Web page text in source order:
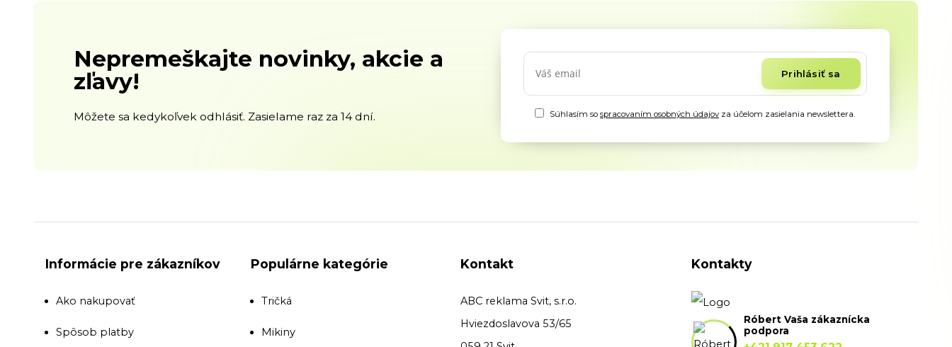
Nepremeškajte novinky, akcie a
zľavy!
Môžete sa kedykoľvek odhlásiť. Zasielame raz za 14 dní.
Prihlásiť sa
Súhlasím sospracovaním osobných údajov za účelom zasielania newslettera.
Informácie pre zákazníkov
Ako nakupovať
Spôsob platby
Populárne kategórie
Tričká
Mikiny
Kontakt
ABC reklama Svit, s.r.o.
Hviezdoslavova 53/65
Kontakty
Róbert Vaša zákaznícka
podpora